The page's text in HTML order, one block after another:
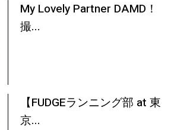
My Lovely Partner DAMD！
撮...
【FUDGEランニング部 at 東
京...